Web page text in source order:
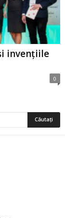
invențiile
0